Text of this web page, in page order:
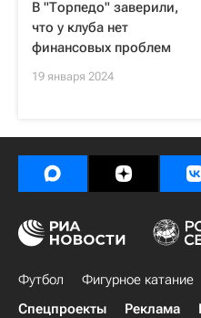
В "Торпедо" заверили,
что у клуба нет
финансовых проблем
19 января 2024
Футбол Фигурное катание
Спецпроекты
Реклама